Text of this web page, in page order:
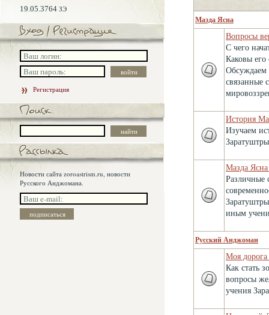
19.05.3764 ЗЭ
Регистрация
Новости сайта zoroastrism.ru, новости
Русского Анджомана.
Мазда Ясна
Вопросы
С чего
Каковы
Обсуждаем
связанные
История
Изучаем
Мазда
Различные
иным
Русский Анджоман
Моя
Как стать
вопросы
учения